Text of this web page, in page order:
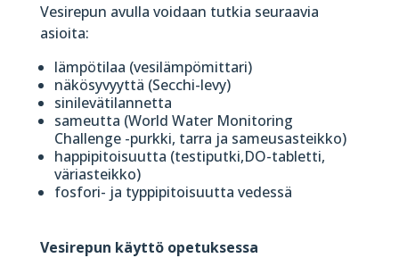
Vesirepun avulla voidaan tutkia seuraavia
asioita:
lämpötilaa (vesilämpömittari)
näkösyvyyttä (Secchi-levy)
sinilevätilannetta
sameutta (World Water Monitoring
Challenge -purkki, tarra ja sameusasteikko)
happipitoisuutta (testiputki,DO-tabletti,
väriasteikko)
fosfori- ja typpipitoisuutta vedessä
Vesirepun käyttö opetuksessa